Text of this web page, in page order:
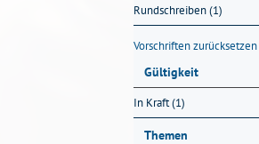
Rundschreiben (1)
Vorschriften zurücksetzen
Gültigkeit
In Kraft (1)
Themen